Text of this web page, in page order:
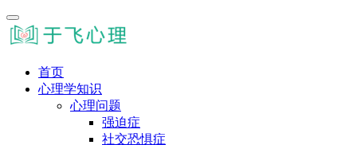
首页
心理学知识
心理问题
强迫症
社交恐惧症